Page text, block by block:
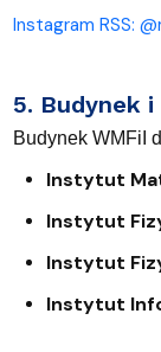
Instagram RSS:
5. Budynek
Budynek WMFiI
Instytut
Instytut
Instytut
Instytut